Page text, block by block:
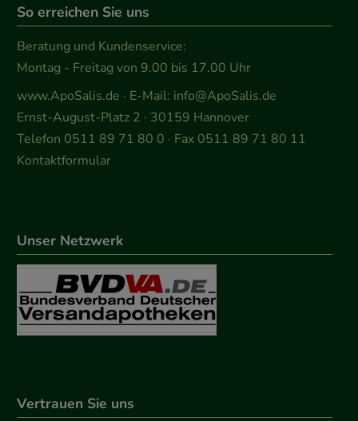
So erreichen Sie uns
Beratung und Kundenservice:
Montag - Freitag von 9.00 bis 17.00 Uhr
www.ApoSalis.de · E-Mail: info@ApoSalis.de
Ernst-August-Platz 2 · 30159 Hannover
Telefon 0511 89 71 80 0 · Fax 0511 89 71 80 11
Kontaktformular
Unser Netzwerk
Vertrauen Sie uns